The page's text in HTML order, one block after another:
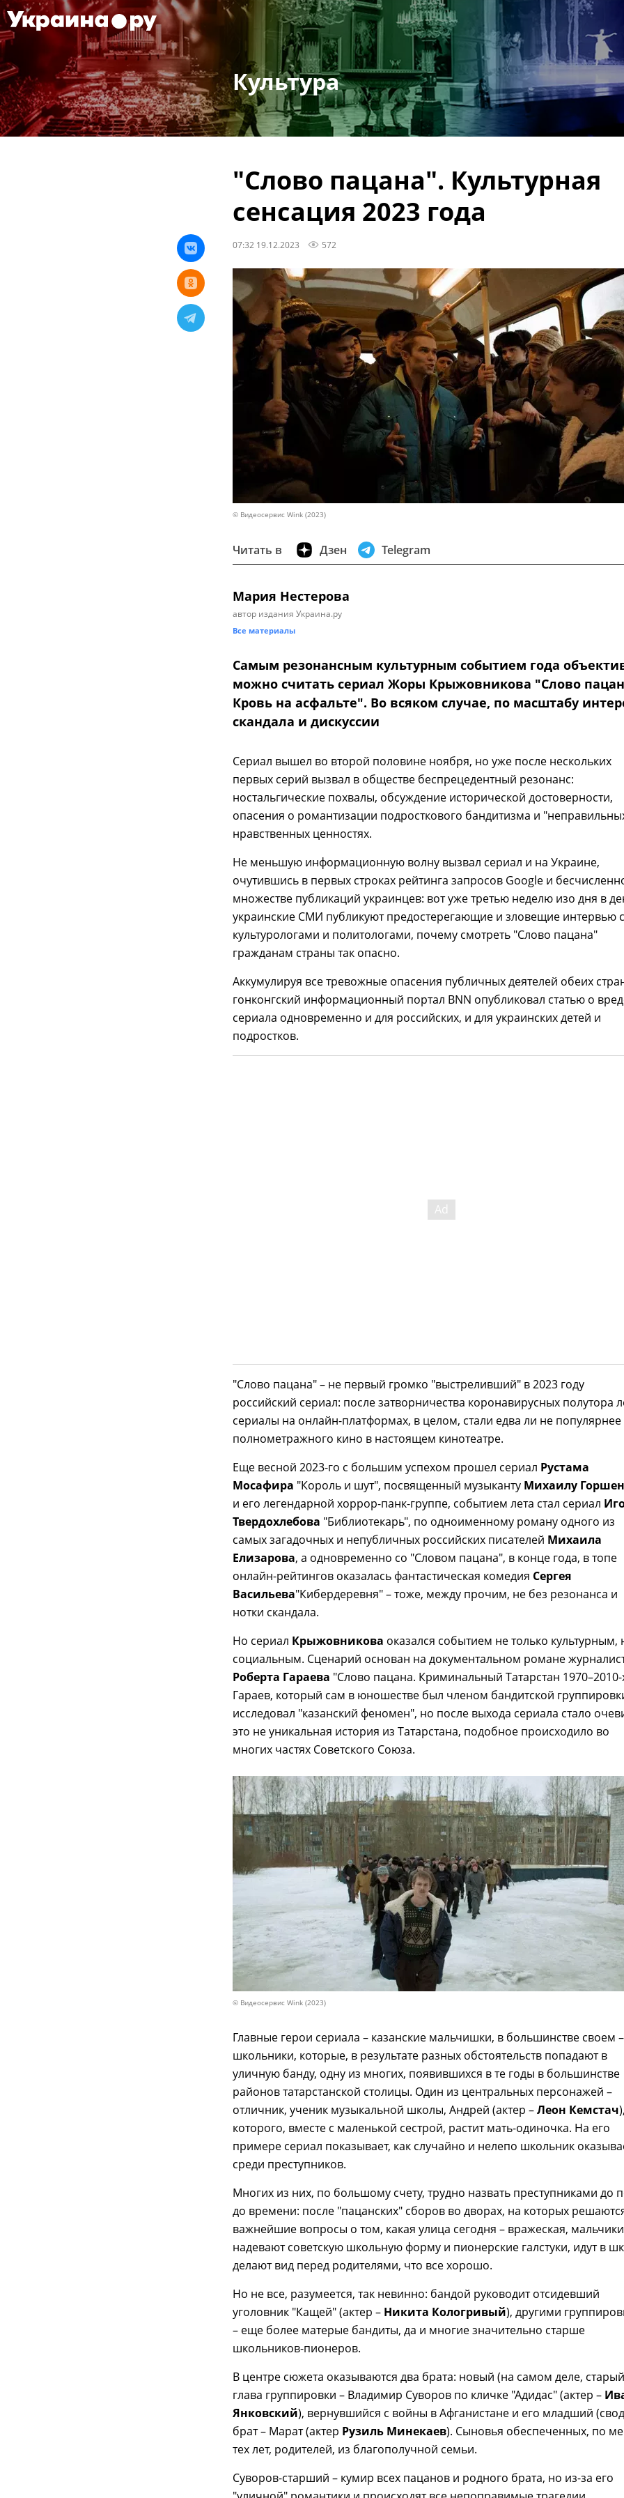
Культура
"Слово пацана". Культурная
сенсация 2023 года
07:32 19.12.2023 572
© Видеосервис Wink (2023)
Читать в Дзен Telegram
Мария Нестерова
автор издания Украина.ру
Все материалы
Самым резонансным культурным событием года
можно считать сериал Жоры Крыжовникова "Слово
Кровь на асфальте". Во всяком случае, по масштабу
скандала и дискуссии
Сериал вышел во второй половине ноября, но уже после нескольких
первых серий вызвал в обществе беспрецедентный резонанс:
ностальгические похвалы, обсуждение исторической достоверности,
опасения о романтизации подросткового бандитизма и
нравственных ценностях.
Не меньшую информационную волну вызвал сериал и на Украине,
очутившись в первых строках рейтинга запросов Google и
множестве публикаций украинцев: вот уже третью неделю изо дня в
украинские СМИ публикуют предостерегающие и зловещие интервью с
культурологами и политологами, почему смотреть "Слово пацана"
гражданам страны так опасно.
Аккумулируя все тревожные опасения публичных деятелей обеих
гонконгский информационный портал BNN опубликовал статью о
сериала одновременно и для российских, и для украинских детей и
подростков.
"Слово пацана" – не первый громко "выстреливший" в 2023 году
российский сериал: после затворничества коронавирусных полутора
сериалы на онлайн-платформах, в целом, стали едва ли не популярнее
полнометражного кино в настоящем кинотеатре.
Еще весной 2023-го с большим успехом прошел сериал Рустама
Мосафира "Король и шут", посвященный музыканту Михаилу
и его легендарной хоррор-панк-группе, событием лета стал сериал
Твердохлебова "Библиотекарь", по одноименному роману одного из
самых загадочных и непубличных российских писателей Михаила
Елизарова, а одновременно со "Словом пацана", в конце года, в топе
онлайн-рейтингов оказалась фантастическая комедия Сергея
Васильева"Кибердеревня" – тоже, между прочим, не без резонанса и
нотки скандала.
Но сериал Крыжовникова оказался событием не только культурным,
социальным. Сценарий основан на документальном романе
Роберта Гараева "Слово пацана. Криминальный Татарстан 1970–2010-
Гараев, который сам в юношестве был членом бандитской
исследовал "казанский феномен", но после выхода сериала стало
это не уникальная история из Татарстана, подобное происходило во
многих частях Советского Союза.
© Видеосервис Wink (2023)
Главные герои сериала – казанские мальчишки, в большинстве своем –
школьники, которые, в результате разных обстоятельств попадают в
уличную банду, одну из многих, появившихся в те годы в большинстве
районов татарстанской столицы. Один из центральных персонажей –
отличник, ученик музыкальной школы, Андрей (актер –Леон Кемстач
которого, вместе с маленькой сестрой, растит мать-одиночка. На его
примере сериал показывает, как случайно и нелепо школьник
среди преступников.
Многих из них, по большому счету, трудно назвать преступниками до
до времени: после "пацанских" сборов во дворах, на которых
важнейшие вопросы о том, какая улица сегодня – вражеская, мальчики
надевают советскую школьную форму и пионерские галстуки, идут в
делают вид перед родителями, что все хорошо.
Но не все, разумеется, так невинно: бандой руководит отсидевший
уголовник "Кащей" (актер – Никита Кологривый), другими
– еще более матерые бандиты, да и многие значительно старше
школьников-пионеров.
В центре сюжета оказываются два брата: новый (на самом деле,
глава группировки – Владимир Суворов по кличке "Адидас" (актер –
Янковский), вернувшийся с войны в Афганистане и его младший
брат – Марат (актер Рузиль Минекаев). Сыновья обеспеченных, по
тех лет, родителей, из благополучной семьи.
Суворов-старший – кумир всех пацанов и родного брата, но из-за его